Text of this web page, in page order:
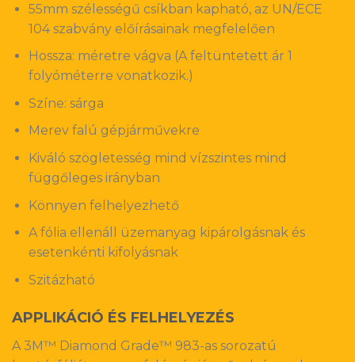
55mm szélességű csíkban kapható, az UN/ECE
104 szabvány előírásainak megfelelően
Hossza: méretre vágva (A feltüntetett ár 1
folyóméterre vonatkozik.)
Színe: sárga
Merev falú gépjárművekre
Kiváló szögletesség mind vízszintes mind
függőleges irányban
Könnyen felhelyezhető
A fólia ellenáll üzemanyag kipárolgásnak és
esetenkénti kifolyásnak
Szitázható
APPLIKÁCIÓ ÉS FELHELYEZÉS
A 3M™ Diamond Grade™ 983-as sorozatú